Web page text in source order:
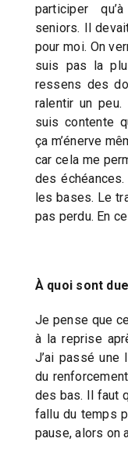
participer
seniors. Il
pour moi. On
suis pas la
ressens des
ralentir un
suis contente
ça m’énerve
car cela me
des
les bases. Le
pas perdu. En
À quoi sont
Je pense que
à la reprise
J’ai passé une
du
des bas. Il faut
fallu du temps
pause, alors on